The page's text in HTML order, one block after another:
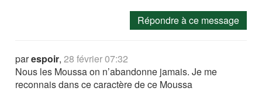
Répondre à ce message
parespoir,28 février 07:32
Nous les Moussa on n’abandonne jamais. Je me
reconnais dans ce caractère de ce Moussa